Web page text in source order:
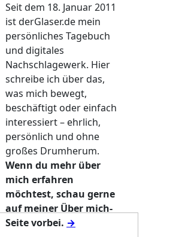
Seit dem 18. Januar 2011
ist derGlaser.de mein
persönliches Tagebuch
und digitales
Nachschlagewerk. Hier
schreibe ich über das,
was mich bewegt,
beschäftigt oder einfach
interessiert – ehrlich,
persönlich und ohne
großes Drumherum.
Wenn du mehr über
mich erfahren
möchtest, schau gerne
auf meiner Über mich-
Seite vorbei. →